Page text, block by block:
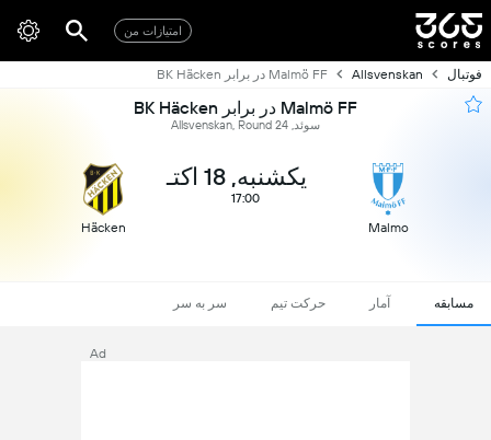
امتیازات من
فوتبال Allsvenskan Malmö FF در برابر BK Häcken
Malmö FF در برابر BK Häcken
سوئد, Allsvenskan, Round 24
Malmo
یکشنبه, 18 اکتـ
17:00
Häcken
مسابقه آمار حرکت تیم سر به سر
Ad